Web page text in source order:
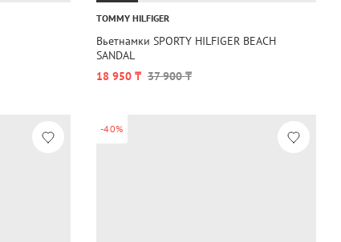
TOMMY HILFIGER
Вьетнамки SPORTY HILFIGER BEACH
SANDAL
18 950 ₸ 37 900 ₸
-40%